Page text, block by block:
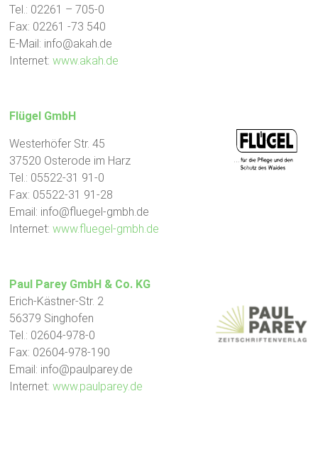
Tel.: 02261 – 705-0
Fax: 02261 -73 540
E-Mail: info@akah.de
Internet:www.akah.de
Flügel GmbH
Westerhöfer Str. 45
37520 Osterode im Harz
Tel.: 05522-31 91-0
Fax: 05522-31 91-28
Email: info@fluegel-gmbh.de
Internet:www.fluegel-gmbh.de
Paul Parey GmbH & Co. KG
Erich-Kästner-Str. 2
56379 Singhofen
Tel.: 02604-978-0
Fax: 02604-978-190
Email: info@paulparey.de
Internet:www.paulparey.de